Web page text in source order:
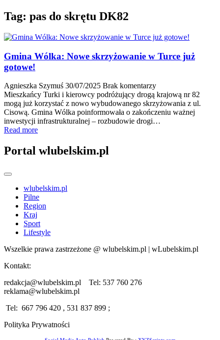
Tag: pas do skrętu DK82
Gmina Wólka: Nowe skrzyżowanie w Turce już
gotowe!
Agnieszka Szymuś 30/07/2025 Brak komentarzy
Mieszkańcy Turki i kierowcy podróżujący drogą krajową nr 82
mogą już korzystać z nowo wybudowanego skrzyżowania z ul.
Cisową. Gmina Wólka poinformowała o zakończeniu ważnej
inwestycji infrastrukturalnej – rozbudowie drogi…
Read more
Portal wlubelskim.pl
wlubelskim.pl
Pilne
Region
Kraj
Sport
Lifestyle
Wszelkie prawa zastrzeżone @ wlubelskim.pl | wLubelskim.pl
Kontakt:
redakcja@wlubelskim.pl Tel: 537 760 276
reklama@wlubelskim.pl
Tel: 667 796 420 , 531 837 899 ;
Polityka Prywatności